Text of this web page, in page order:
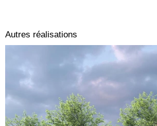
Autres réalisations